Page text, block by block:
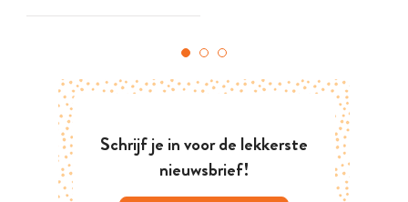
Schrijf je in voor de lekkerste
nieuwsbrief!